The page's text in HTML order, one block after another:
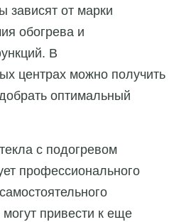
зависят от марки
обогрева и
В
центрах можно получить
оптимальный
с подогревом
профессионального
привести к еще